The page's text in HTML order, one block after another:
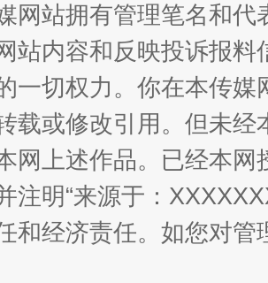
网站拥有管理笔名和
站内容和反映投诉报
一切权力。你在本传
载或修改引用。但未
网上述作品。已经本
注明“来源于：
和经济责任。如您对